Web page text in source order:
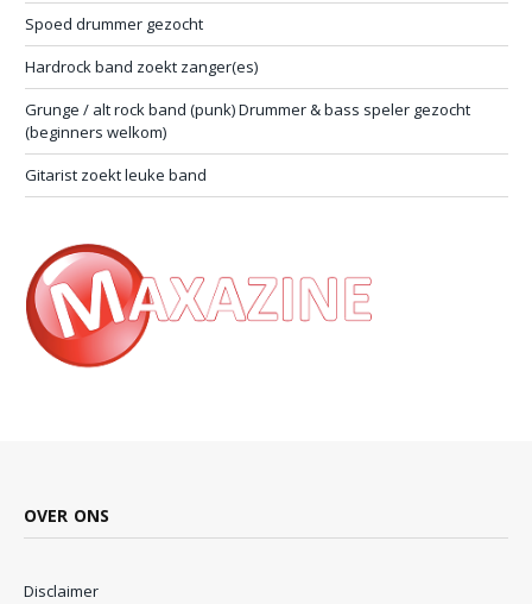
Spoed drummer gezocht
Hardrock band zoekt zanger(es)
Grunge / alt rock band (punk) Drummer & bass speler gezocht
(beginners welkom)
Gitarist zoekt leuke band
OVER ONS
Disclaimer